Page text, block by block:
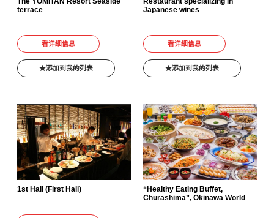
terrace
看详细信息
添加到我的列表
Japanese wines
看详细信息
添加到我的列表
1st Hall (First Hall)
“Healthy Eating Buffet,
Churashima”, Okinawa World